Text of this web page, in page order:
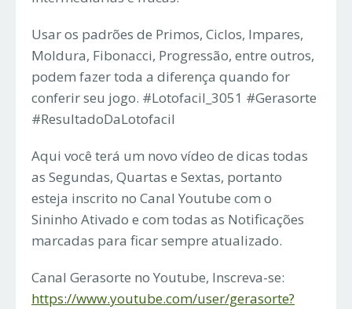
Usar os padrões de Primos, Ciclos, Impares,
Moldura, Fibonacci, Progressão, entre outros,
podem fazer toda a diferença quando for
conferir seu jogo. #Lotofacil_3051 #Gerasorte
#ResultadoDaLotofacil
Aqui você terá um novo vídeo de dicas todas
as Segundas, Quartas e Sextas, portanto
esteja inscrito no Canal Youtube com o
Sininho Ativado e com todas as Notificações
marcadas para ficar sempre atualizado.
Canal Gerasorte no Youtube, Inscreva-se:
https://www.youtube.com/user/gerasorte?